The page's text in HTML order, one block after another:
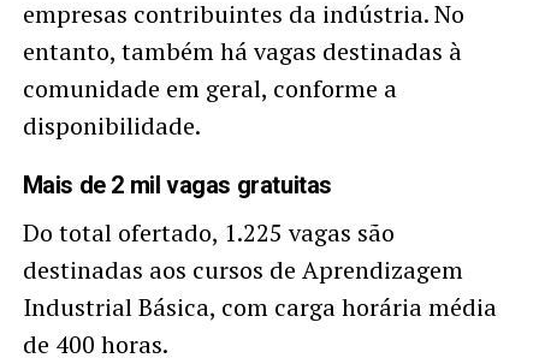
empresas contribuintes da indústria. No
entanto, também há vagas destinadas à
comunidade em geral, conforme a
disponibilidade.
Mais de 2 mil vagas gratuitas
Do total ofertado, 1.225 vagas são
destinadas aos cursos de Aprendizagem
Industrial Básica, com carga horária média
de 400 horas.